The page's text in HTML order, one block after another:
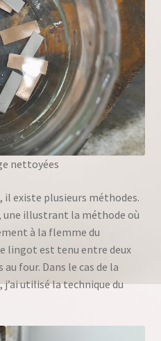
nettoyées
il existe plusieurs méthodes.
une illustrant la méthode où
à la flemme du
lingot est tenu entre deux
au four. Dans le cas de la
utilisé la technique du